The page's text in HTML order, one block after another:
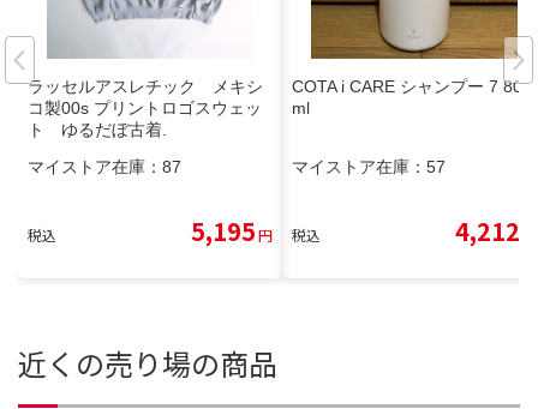
ラッセルアスレチック メキシ
コ製00s プリントロゴスウェッ
ト ゆるだぼ古着.
マイストア在庫： 87
税込 5,195円
COTA i CARE シャンプー 7 800
ml
マイストア在庫： 57
税込 4,212
近くの売り場の商品